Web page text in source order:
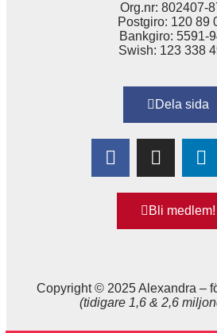
Org.nr: 802407-
Postgiro: 120 89
Bankgiro: 5591-
Swish: 123 338
Dela sida
Bli medlem!
Copyright © 2025 Alexandra –
(tidigare 1,6 & 2,6